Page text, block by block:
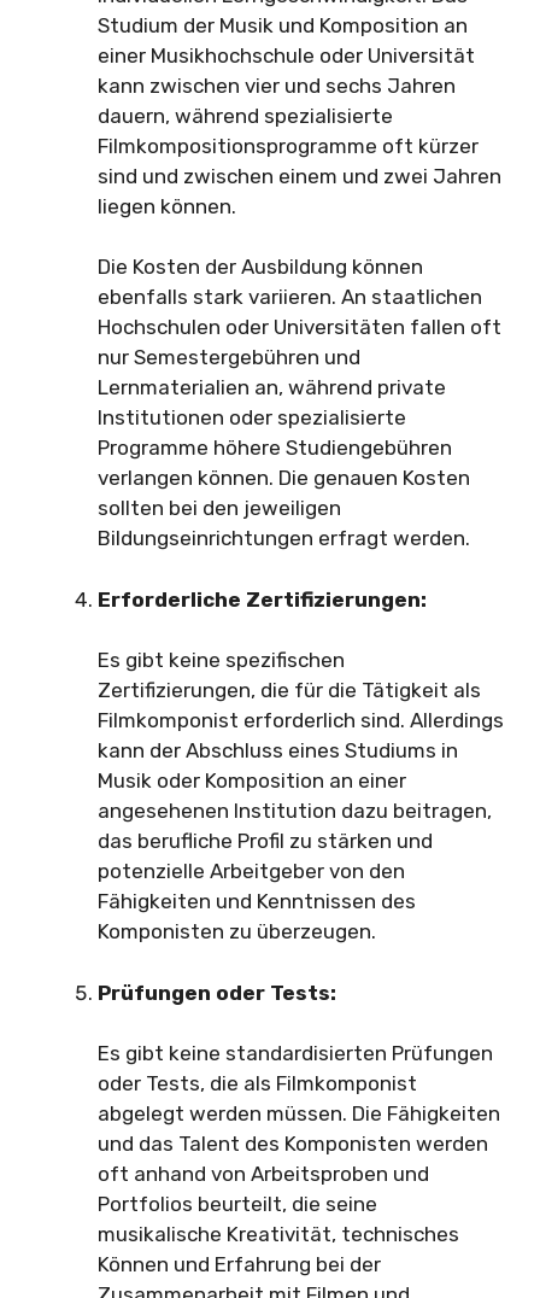
Studium der Musik und Komposition an
einer Musikhochschule oder Universität
kann zwischen vier und sechs Jahren
dauern, während spezialisierte
Filmkompositionsprogramme oft kürzer
sind und zwischen einem und zwei Jahren
liegen können.
Die Kosten der Ausbildung können
ebenfalls stark variieren. An staatlichen
Hochschulen oder Universitäten fallen oft
nur Semestergebühren und
Lernmaterialien an, während private
Institutionen oder spezialisierte
Programme höhere Studiengebühren
verlangen können. Die genauen Kosten
sollten bei den jeweiligen
Bildungseinrichtungen erfragt werden.
Erforderliche Zertifizierungen:
Es gibt keine spezifischen
Zertifizierungen, die für die Tätigkeit als
Filmkomponist erforderlich sind. Allerdings
kann der Abschluss eines Studiums in
Musik oder Komposition an einer
angesehenen Institution dazu beitragen,
das berufliche Profil zu stärken und
potenzielle Arbeitgeber von den
Fähigkeiten und Kenntnissen des
Komponisten zu überzeugen.
Prüfungen oder Tests:
Es gibt keine standardisierten Prüfungen
oder Tests, die als Filmkomponist
abgelegt werden müssen. Die Fähigkeiten
und das Talent des Komponisten werden
oft anhand von Arbeitsproben und
Portfolios beurteilt, die seine
musikalische Kreativität, technisches
Können und Erfahrung bei der